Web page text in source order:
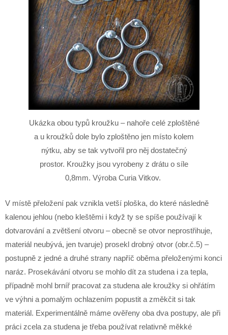
Ukázka obou typů kroužku – nahoře celé zploštěné
a u kroužků dole bylo zploštěno jen místo kolem
nýtku, aby se tak vytvořil pro něj dostatečný
prostor. Kroužky jsou vyrobeny z drátu o síle
0,8mm. Výroba Curia Vitkov.
V místě přeložení pak vznikla vetší ploška, do které následně
kalenou jehlou (nebo kleštěmi i když ty se spíše používají k
dotvarování a zvětšení otvoru – obecně se otvor neprostřihuje,
materiál neubývá, jen tvaruje) prosekl drobný otvor (obr.č.5) –
postupně z jedné a druhé strany napříč oběma přeloženými konci
naráz. Prosekávání otvoru se mohlo dít za studena i za tepla,
případně mohl brníř pracovat za studena ale kroužky si ohřátím
ve výhni a pomalým ochlazením popustit a změkčit si tak
materiál. Experimentálně máme ověřeny oba dva postupy, ale při
práci zcela za studena je třeba používat relativně měkké